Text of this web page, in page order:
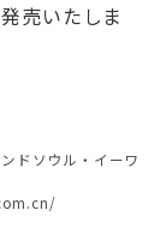
売いたしま
ドソウル・イーワ